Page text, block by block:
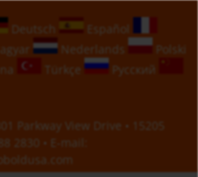
Deutsch
Español
Nederlands
Polski
Türkçe
Русский
Parkway View Drive • 15205
2830 • E-mail: